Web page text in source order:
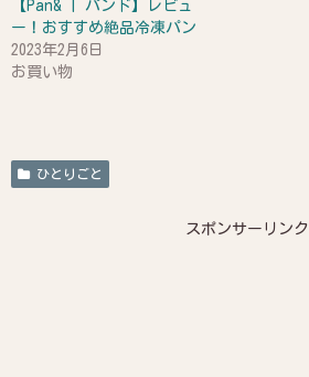
【Pan& | パンド】レビュ
ー！おすすめ絶品冷凍パン
2023年2月6日
お買い物
ひとりごと
スポンサーリンク